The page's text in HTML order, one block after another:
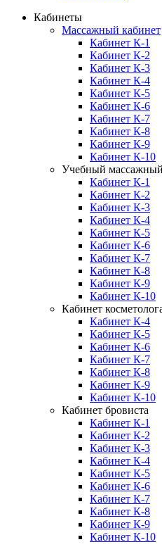
Кабинеты
Массажный кабинет
Кабинет К-1
Кабинет К-2
Кабинет К-3
Кабинет К-4
Кабинет К-5
Кабинет К-6
Кабинет К-7
Кабинет К-8
Кабинет К-9
Кабинет К-10
Учебный
Кабинет К-1
Кабинет К-2
Кабинет К-3
Кабинет К-4
Кабинет К-5
Кабинет К-6
Кабинет К-7
Кабинет К-8
Кабинет К-9
Кабинет К-10
Кабинет
Кабинет К-4
Кабинет К-5
Кабинет К-6
Кабинет К-7
Кабинет К-8
Кабинет К-9
Кабинет К-10
Кабинет бровиста
Кабинет К-1
Кабинет К-2
Кабинет К-3
Кабинет К-4
Кабинет К-5
Кабинет К-6
Кабинет К-7
Кабинет К-8
Кабинет К-9
Кабинет К-10